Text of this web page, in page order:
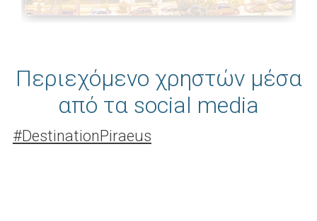
Περιεχόμενο χρηστών μέσα
από τα social media
#DestinationPiraeus